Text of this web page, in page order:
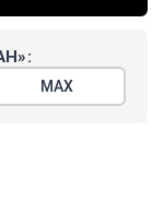
МАХ